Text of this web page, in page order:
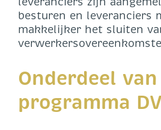
besturen en leveranciers
makkelijker het sluiten
Onderdeel van
programma